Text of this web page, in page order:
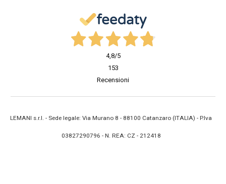
4,8/5
153
Recensioni
LEMANI s.r.l. - Sede legale: Via Murano 8 - 88100 Catanzaro (ITALIA) - P.Iva
03827290796 - N. REA: CZ - 212418